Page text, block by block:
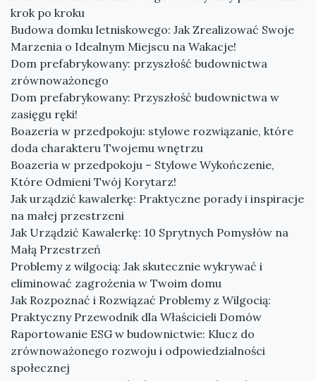
krok po kroku
Budowa domku letniskowego: Jak Zrealizować Swoje
Marzenia o Idealnym Miejscu na Wakacje!
Dom prefabrykowany: przyszłość budownictwa
zrównoważonego
Dom prefabrykowany: Przyszłość budownictwa w
zasięgu ręki!
Boazeria w przedpokoju: stylowe rozwiązanie, które
doda charakteru Twojemu wnętrzu
Boazeria w przedpokoju – Stylowe Wykończenie,
Które Odmieni Twój Korytarz!
Jak urządzić kawalerkę: Praktyczne porady i inspiracje
na małej przestrzeni
Jak Urządzić Kawalerkę: 10 Sprytnych Pomysłów na
Małą Przestrzeń
Problemy z wilgocią: Jak skutecznie wykrywać i
eliminować zagrożenia w Twoim domu
Jak Rozpoznać i Rozwiązać Problemy z Wilgocią:
Praktyczny Przewodnik dla Właścicieli Domów
Raportowanie ESG w budownictwie: Klucz do
zrównoważonego rozwoju i odpowiedzialności
społecznej